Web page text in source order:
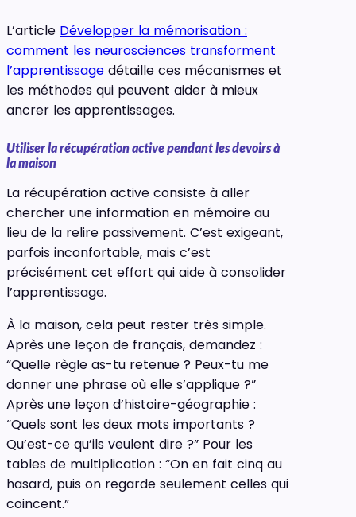
L’article Développer la mémorisation :
comment les neurosciences transforment
l’apprentissage détaille ces mécanismes et
les méthodes qui peuvent aider à mieux
ancrer les apprentissages.
Utiliser la récupération active pendant les devoirs à
la maison
La récupération active consiste à aller
chercher une information en mémoire au
lieu de la relire passivement. C’est exigeant,
parfois inconfortable, mais c’est
précisément cet effort qui aide à consolider
l’apprentissage.
À la maison, cela peut rester très simple.
Après une leçon de français, demandez :
“Quelle règle as-tu retenue ? Peux-tu me
donner une phrase où elle s’applique ?”
Après une leçon d’histoire-géographie :
“Quels sont les deux mots importants ?
Qu’est-ce qu’ils veulent dire ?” Pour les
tables de multiplication : “On en fait cinq au
hasard, puis on regarde seulement celles qui
coincent.”